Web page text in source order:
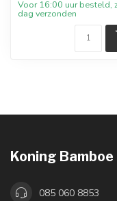
Voor 16:00 uur besteld,
dag verzonden
Koning Bamboe
085 060 8853